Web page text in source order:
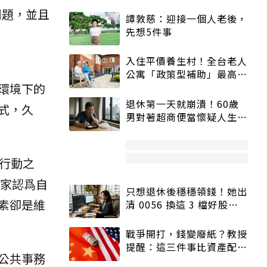
，並且
境下的
，久
動之
認爲自
卻是維
共事務
譚敦慈：迎接一個人老後，
先想5件事
入住平價養生村！全台老人
公寓「政策型補助」最高打
退休第一天就崩潰！60歲
男對著超商便當懷疑人生
只想退休後穩穩領錢！她出
清 0056 換這 3 檔好股：
戰爭開打，錢變廢紙？教授
提醒：這三件事比資產配置